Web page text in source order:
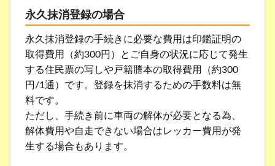
永久抹消登録の場合
永久抹消登録の手続きに必要な費用は印鑑証明の
取得費用（約300円）とご自身の状況に応じて発生
する住民票の写しや戸籍謄本の取得費用（約300
円/1通）です。登録を抹消するための手数料は無
料です。
ただし、手続き前に車両の解体が必要となる為、
解体費用や自走できない場合はレッカー費用が発
生する場合もあります。